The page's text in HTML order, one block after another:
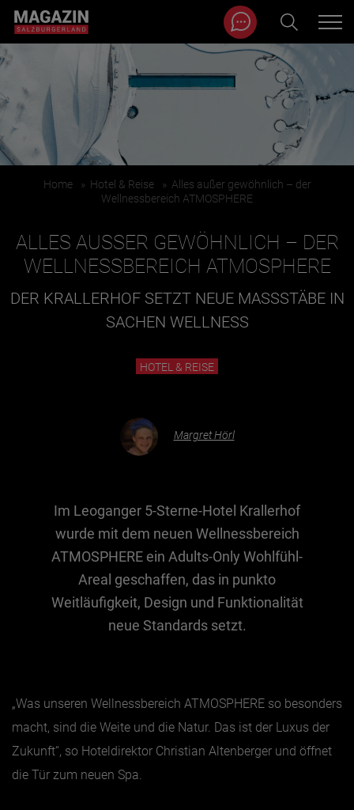
Zum Inhalt springen
BEITRÄGE IN MEINER NÄHE
BEITRÄGE IN MEINER NÄHE ANZEIGEN
Sehenswürdig
Kunst & Kultur
Brauchtum
BEITRÄGE NACH MONAT
Jänner
Februar
Magazin durchsuchen...
Home » Hotel & Reise » Alles außer gewöhnlich – der
Wellnessbereich ATMOSPHERE
ALLES AUSSER GEWÖHNLICH – DER W
ELLNESSBEREICH ATMOSPHERE
DER KRALLERHOF SETZT NEUE MASSSTÄBE IN S
ACHEN WELLNESS
HOTEL & REISE
Margret Hörl
Im Leoganger 5-Sterne-Hotel Krallerhof
wurde mit dem neuen Wellnessbereich
ATMOSPHERE ein Adults-Only Wohlfühl-
Areal geschaffen, das in punkto
Weitläufigkeit, Design und Funktionalität
neue Standards setzt.
„Was unseren Wellnessbereich ATMOSPHERE so besonders
macht, sind die Weite und die Natur. Das ist der Luxus der
Zukunft“, so Hoteldirektor Christian Altenberger und öffnet
die Tür zum neuen Spa.